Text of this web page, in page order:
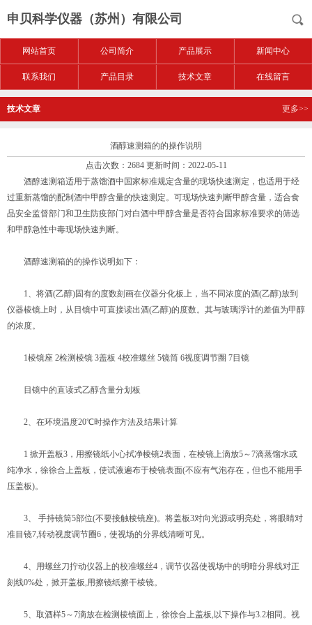
申贝科学仪器（苏州）有限公司
网站首页 公司简介 产品展示 新闻中心
联系我们 产品目录 技术文章 在线留言
技术文章 更多>>
酒醇速测箱的的操作说明
点击次数：2684 更新时间：2022-05-11
酒醇速测箱适用于蒸馏酒中国家标准规定含量的现场快速测定，也适用于经
过重新蒸馏的配制酒中甲醇含量的快速测定。可现场快速判断甲醇含量，适合食
品安全监督部门和卫生防疫部门对白酒中甲醇含量是否符合国家标准要求的筛选
和甲醇急性中毒现场快速判断。
酒醇速测箱的的操作说明如下：
1、将酒(乙醇)固有的度数刻画在仪器分化板上，当不同浓度的酒(乙醇)放到
仪器棱镜上时，从目镜中可直接读出酒(乙醇)的度数。其与玻璃浮计的差值为甲醇
的浓度。
1棱镜座 2检测棱镜 3盖板 4校准螺丝 5镜筒 6视度调节圈 7目镜
目镜中的直读式乙醇含量分划板
2、在环境温度20℃时操作方法及结果计算
1 掀开盖板3，用擦镜纸小心拭净棱镜2表面，在棱镜上滴放5～7滴蒸馏水或
纯净水，徐徐合上盖板，使试液遍布于棱镜表面(不应有气泡存在，但也不能用手
压盖板)。
3、 手持镜筒5部位(不要接触棱镜座)。将盖板3对向光源或明亮处，将眼睛对
准目镜7,转动视度调节圈6，使视场的分界线清晰可见。
4、用螺丝刀拧动仪器上的校准螺丝4，调节仪器使视场中的明暗分界线对正
刻线0%处，掀开盖板,用擦镜纸擦干棱镜。
5、取酒样5～7滴放在检测棱镜面上，徐徐合上盖板,以下操作与3.2相同。视